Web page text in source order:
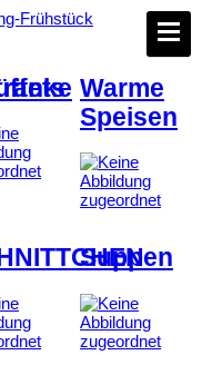
Warme
Speisen
Suppen